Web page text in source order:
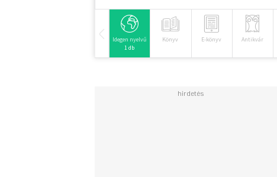
Idegen nyelvű
1 db
Könyv E-könyv Antikvár